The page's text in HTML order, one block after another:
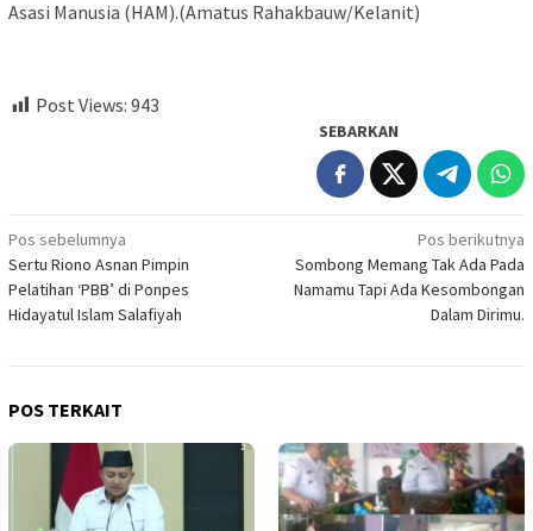
Asasi Manusia (HAM).(Amatus Rahakbauw/Kelanit)
Post Views: 943
SEBARKAN
Navigasi
pos
Pos sebelumnya
Sertu Riono Asnan Pimpin
Pelatihan ‘PBB’ di Ponpes
Hidayatul Islam Salafiyah
Pos berikutnya
Sombong Memang Tak Ada Pada
Namamu Tapi Ada Kesombongan
Dalam Dirimu.
POS TERKAIT